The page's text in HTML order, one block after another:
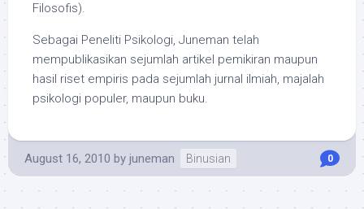
Filosofis).
Sebagai Peneliti Psikologi, Juneman telah
mempublikasikan sejumlah artikel pemikiran maupun
hasil riset empiris pada sejumlah jurnal ilmiah, majalah
psikologi populer, maupun buku.
August 16, 2010 by juneman Binusian 0